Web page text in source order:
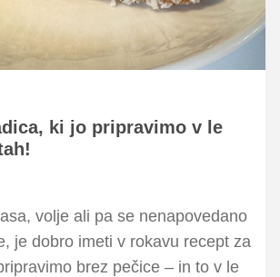
ki jo pripravimo v le
volje ali pa se nenapovedano
je dobro imeti v rokavu recept za
brez pečice – in to v le